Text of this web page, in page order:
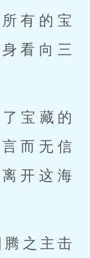
有的宝
看向三
宝藏的
而无信
开这海
之主击